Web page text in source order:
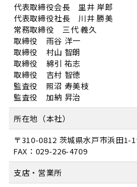
代表取締役会長 里井 岸郎
代表取締役社長 川井 勝美
常務取締役 三代 義久
取締役 雨谷 洋一
取締役 村山 智朗
取締役 綿引 祐志
取締役 吉村 智徳
監査役 照沼 寿美枝
監査役 加納 昇治
所在地（本社）
〒310-0812 茨城県水戸市浜田
FAX：029-226-4709
支店・営業所